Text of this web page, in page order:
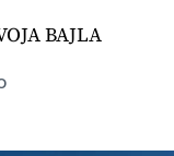
BAJLA